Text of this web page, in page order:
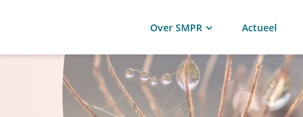
Over SMPR Actueel